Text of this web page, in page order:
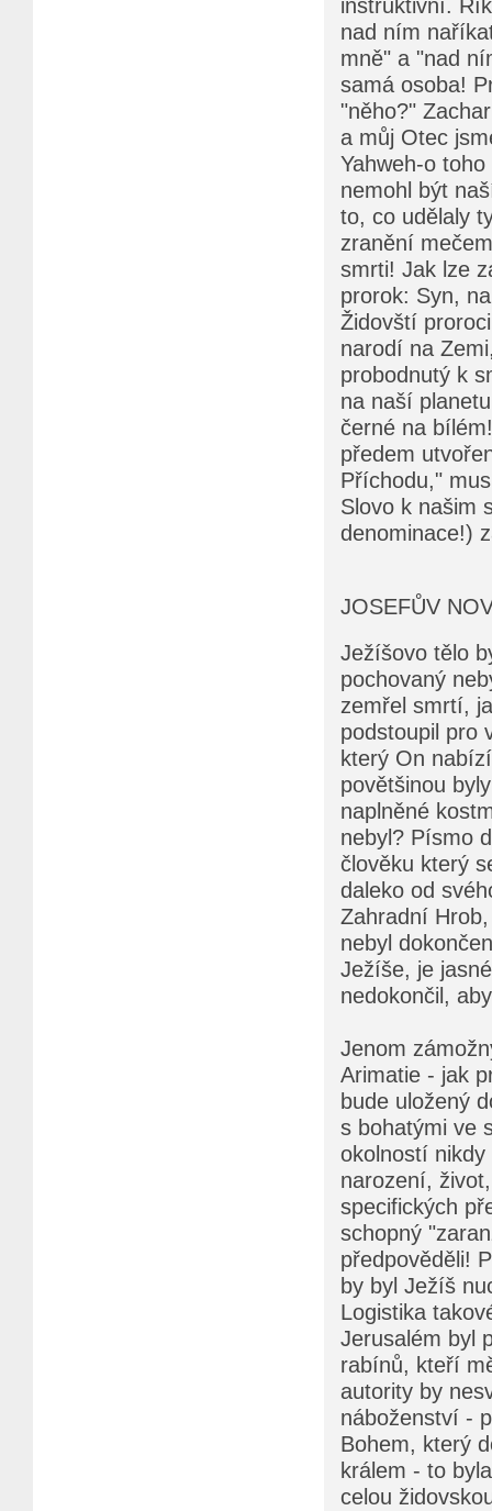
instruktivní.
nad ním
mně" a "nad
samá osoba!
"něho?"
a můj Otec
Yahweh-o
nemohl být
to, co udělaly
zranění
smrti! Jak lze
prorok: Syn,
Židovští
narodí na
probodnutý k
na naší
černé na
předem
Příchodu,"
Slovo k našim
denominace!)
JOSEFŮV
Ježíšovo tělo
pochovaný
zemřel smrtí,
podstoupil pro
který On
povětšinou
naplněné
nebyl? Písmo
člověku který
daleko od
Zahradní
nebyl
Ježíše, je
nedokončil,
Jenom
Arimatie - jak
bude uložený
s bohatými ve
okolností
narození,
specifických
schopný
předpověděli!
by byl Ježíš
Logistika
Jerusalém byl
rabínů, kteří
autority by
náboženství -
Bohem, který
králem - to
celou